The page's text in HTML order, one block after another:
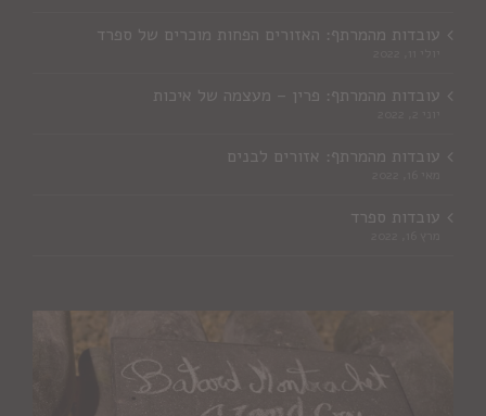
עובדות מהמרתף: האזורים הפחות מוכרים של ספרד
עובדות מהמרתף: פרין – מעצמה של איכות
עובדות מהמרתף: אזורים לבנים
עובדות ספרד